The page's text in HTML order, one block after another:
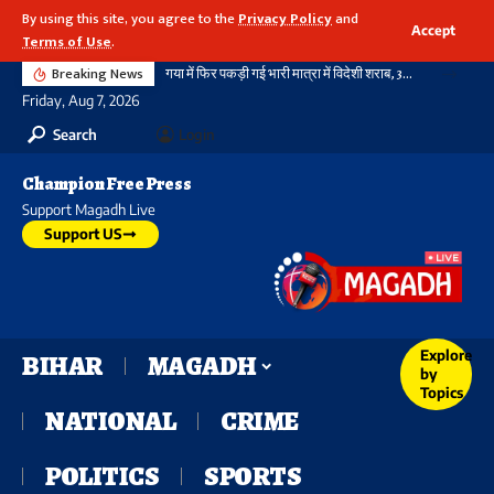
By using this site, you agree to thePrivacy Policyand
Terms of Use.
Accept
Breaking News गया में फिर पकड़ी गई भारी मात्रा में विदेशी शराब, 3720 बोतल शराब के साथ दो तस्कर गिरफ्तार, नहीं थम रहा सिलसिला
Friday, Aug 7, 2026
Search
Login
Champion Free Press
Support Magadh Live
Support US
BIHAR
MAGADH
NATIONAL
CRIME
POLITICS
SPORTS
Explore
by
Topics